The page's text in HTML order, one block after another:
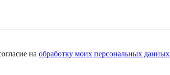
на обработку моих персональных данных